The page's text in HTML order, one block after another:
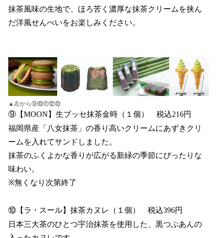
抹茶風味の生地で、ほろ苦く濃厚な抹茶クリームを挟ん
だ洋風せんべいをお楽しみください。
▲左から⑨⑩⑪⑫⑬
⑨【MOON】生ブッセ抹茶金時（１個） 税込216円
福岡県産「八女抹茶」の香り高いクリームにあずきクリ
ームを入れてサンドしました。
抹茶のふくよかな香りが広がる新緑の季節にぴったりな
味わい。
※無くなり次第終了
⑩【ラ・スール】抹茶カヌレ（１個） 税込396円
日本三大茶のひとつ宇治抹茶を使用した、黒つぶあんの